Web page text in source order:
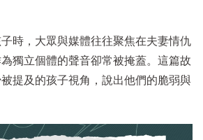
時，大眾與媒體往往聚焦在夫妻情仇
獨立個體的聲音卻常被掩蓋。這篇故
提及的孩子視角，說出他們的脆弱與